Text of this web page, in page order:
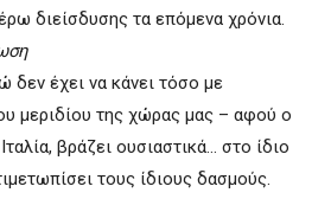
διείσδυσης τα επόμενα χρόνια.
δεν έχει να κάνει τόσο με
μεριδίου της χώρας μας – αφού ο
βράζει ουσιαστικά… στο ίδιο
τους ίδιους δασμούς.